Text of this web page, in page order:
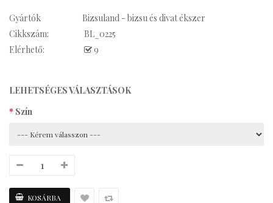
Gyártók
Bizsuland - bizsu és divat ékszer
Cikkszám:
BL_0225
Elérhető:
9
LEHETSÉGES VÁLASZTÁSOK
Szín